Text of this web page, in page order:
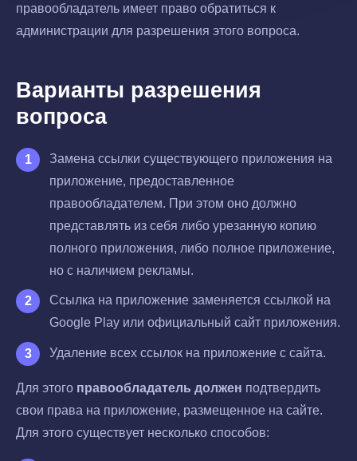
правообладатель имеет право обратиться к
администрации для разрешения этого вопроса.
Варианты разрешения
вопроса
Замена ссылки существующего приложения на
приложение, предоставленное
правообладателем. При этом оно должно
представлять из себя либо урезанную копию
полного приложения, либо полное приложение,
но с наличием рекламы.
Ссылка на приложение заменяется ссылкой на
Google Play или официальный сайт приложения.
Удаление всех ссылок на приложение с сайта.
Для этого правообладатель должен подтвердить
свои права на приложение, размещенное на сайте.
Для этого существует несколько способов: